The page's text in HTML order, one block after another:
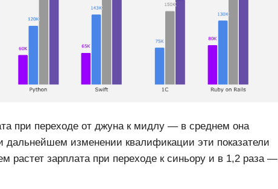
при переходе от джуна к мидлу — в среднем она
дальнейшем изменении квалификации эти показатели
растет зарплата при переходе к синьору и в 1,2 раза —